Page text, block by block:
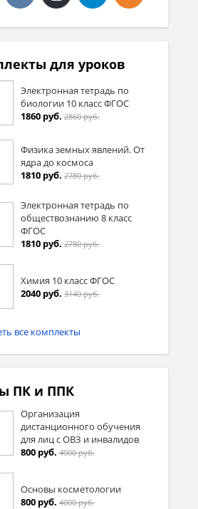
для уроков
Электронная тетрадь по
биологии 10 класс ФГОС
1860 руб. 2860 руб.
Физика земных явлений. От
ядра до космоса
1810 руб. 2780 руб.
Электронная тетрадь по
обществознанию 8 класс
ФГОС
1810 руб. 2780 руб.
Химия 10 класс ФГОС
2040 руб. 3140 руб.
все комплекты
ПК и ППК
Организация
дистанционного обучения
для лиц с ОВЗ и инвалидов
800 руб. 4000 руб.
Основы косметологии
800 руб. 4000 руб.